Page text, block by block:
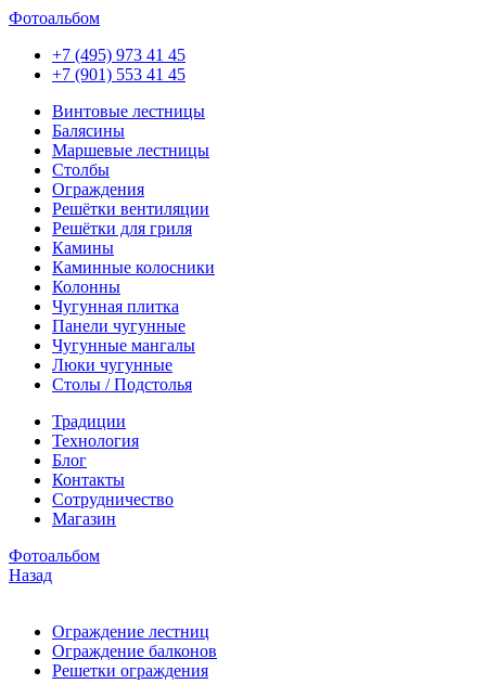
Фотоальбом
+7 (495) 973 41 45
+7 (901) 553 41 45
Винтовые лестницы
Балясины
Маршевые лестницы
Столбы
Ограждения
Решётки вентиляции
Решётки для гриля
Камины
Каминные колосники
Колонны
Чугунная плитка
Панели чугунные
Чугунные мангалы
Люки чугунные
Столы / Подстолья
Традиции
Технология
Блог
Контакты
Сотрудничество
Магазин
Фотоальбом
Назад
Ограждение лестниц
Ограждение балконов
Решетки ограждения